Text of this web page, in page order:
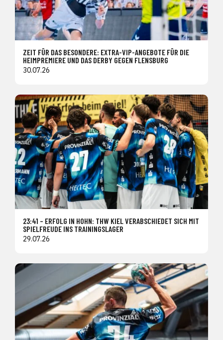
ZEIT FÜR DAS BESONDERE: EXTRA-VIP-ANGEBOTE FÜR DIE
HEIMPREMIERE UND DAS DERBY GEGEN FLENSBURG
30.07.26
23:41 – ERFOLG IN HOHN: THW KIEL VERABSCHIEDET SICH MIT
SPIELFREUDE INS TRAININGSLAGER
29.07.26